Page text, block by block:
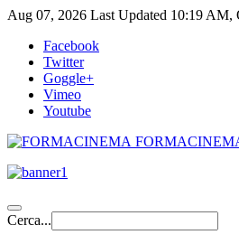
Aug 07, 2026 Last Updated 10:19 AM,
Facebook
Twitter
Goggle+
Vimeo
Youtube
Cerca...